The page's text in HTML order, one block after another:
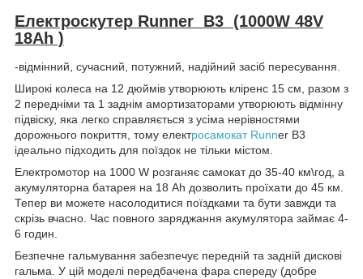
Електроскутер Runner В3 (1000W 48V
18Ah )
-відмінний, сучасний, потужний, надійний засіб пересування.
Широкі колеса на 12 дюймів утворюють кліренс 15 см, разом з
2 передніми та 1 заднім амортизаторами утворюють відмінну
підвіску, яка легко справляється з усіма нерівностями
дорожнього покриття, тому електросамокат Runner В3
ідеально підходить для поїздок не тільки містом.
Електромотор на 1000 W розганяє самокат до 35-40 км\год, а
акумуляторна батарея на 18 Ah дозволить проїхати до 45 км.
Тепер ви можете насолодитися поїздками та бути завжди та
скрізь вчасно. Час повного заряджання акумулятора займає 4-
6 годин.
Безпечне гальмування забезпечує передній та задній дискові
гальма. У цій моделі передбачена фара спереду (добре